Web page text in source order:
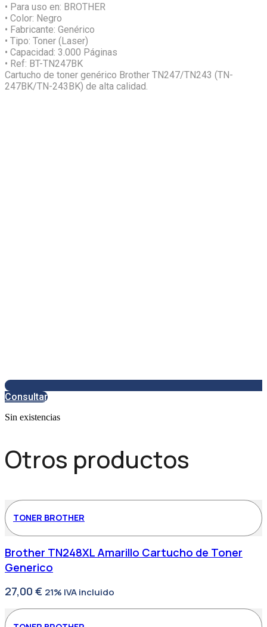
• Para uso en: BROTHER
• Color: Negro
• Fabricante: Genérico
• Tipo: Toner (Laser)
• Capacidad: 3.000 Páginas
• Ref: BT-TN247BK
Cartucho de toner genérico Brother TN247/TN243 (TN-
247BK/TN-243BK) de alta calidad.
Consultar
Sin existencias
Otros productos
TONER BROTHER
Brother TN248XL Amarillo Cartucho de Toner
Generico
27,00 € 21% IVA incluido